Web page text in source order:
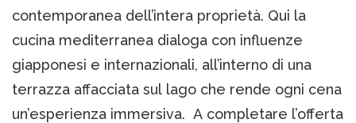
contemporanea dell’intera proprietà. Qui la
cucina mediterranea dialoga con influenze
giapponesi e internazionali, all’interno di una
terrazza affacciata sul lago che rende ogni cena
un’esperienza immersiva. A completare l’offerta